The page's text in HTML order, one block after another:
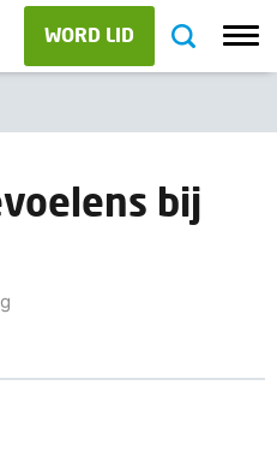
WORD LID
bij